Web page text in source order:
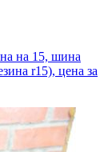
на 15, шина
r15), цена за